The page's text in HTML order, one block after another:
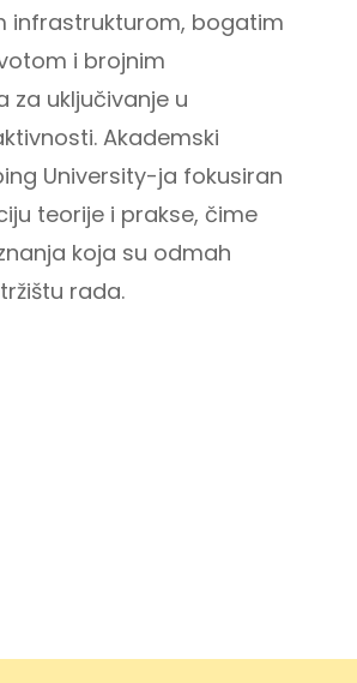
infrastrukturom, bogatim
i brojnim
za uključivanje u
Akademski
University-ja fokusiran
teorije i prakse, čime
koja su odmah
rada.